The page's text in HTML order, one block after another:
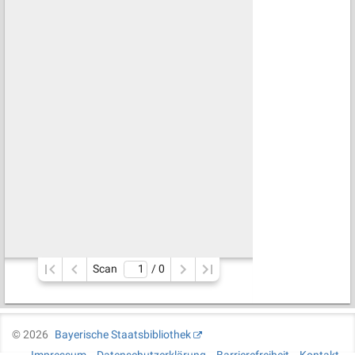
Scan / 0
©2026
Bayerische Staatsbibliothek